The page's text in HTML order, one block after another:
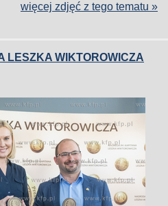
więcej zdjęć z tego tematu »
LESZKA WIKTOROWICZA